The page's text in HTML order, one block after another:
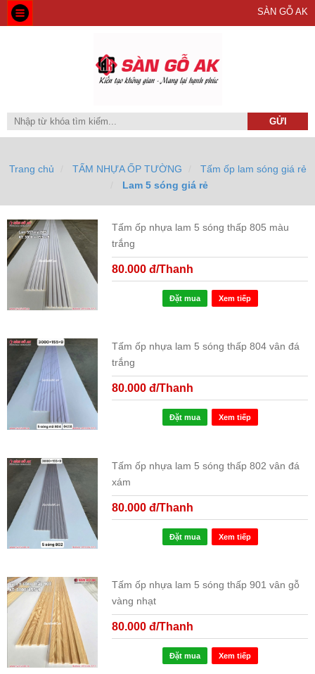
SÀN GỖ AK
Trang chủ TẤM NHỰA ỐP TƯỜNG
Tấm ốp lam sóng giá rẻ
Lam 5 sóng giá rẻ
Tấm ốp nhựa lam 5 sóng thấp 805 màu
trắng
80.000 đ/Thanh
Đặt mua Xem tiếp
Tấm ốp nhựa lam 5 sóng thấp 804 vân đá
trắng
80.000 đ/Thanh
Đặt mua Xem tiếp
Tấm ốp nhựa lam 5 sóng thấp 802 vân đá
xám
80.000 đ/Thanh
Đặt mua Xem tiếp
Tấm ốp nhựa lam 5 sóng thấp 901 vân gỗ
vàng nhạt
80.000 đ/Thanh
Đặt mua Xem tiếp